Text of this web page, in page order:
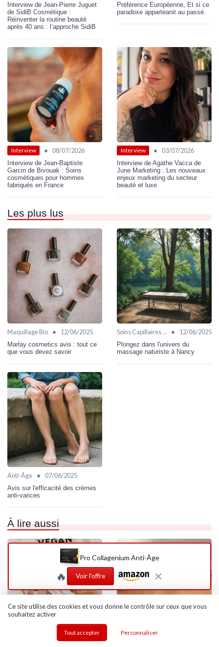
Interview de Jean-Pierre Juguet
de SidiB Cosmétique :
Réinventer la routine beauté
après 40 ans : l’approche SidiB
Préférence Européenne, Et si ce
paradoxe apparteanit au passé.
Interview • 08/07/2026
Interview de Jean-Baptiste
Garcin de Bivouak : Soins
cosmétiques pour hommes
fabriqués en France
Interview • 03/07/2026
Interview de Agathe Vacca de
June Marketing : Les nouveaux
enjeux marketing du secteur
beauté et luxe
Les plus lus
Maquillage Bio • 12/06/2025
Marlay cosmetics avis : tout ce
que vous devez savoir
Soins Capillaires Bio • 12/06/2025
Plongez dans l'univers du
massage naturiste à Nancy
Anti-Âge • 07/06/2025
Avis sur l'efficacité des crèmes
anti-varices
À lire aussi
10/01/2025
Pro Collagenium Anti-Âge
🔥 Voir l'offre
Ce site utilise des cookies et vous donne le contrôle sur ceux que vous
souhaitez activer
Tout accepter Personnaliser